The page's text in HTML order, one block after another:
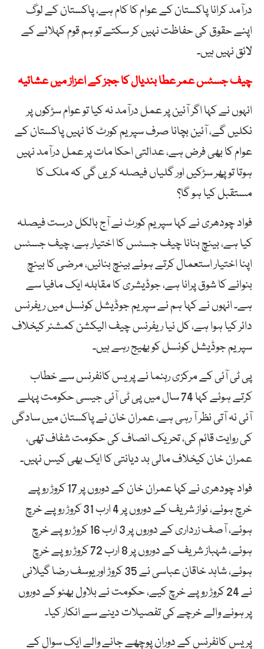
درآمد کرانا پاکستان کے عوام کا کام ہے، پاکستان کے لوگ
اپنے حقوق کی حفاظت نہیں کر سکتے تو ہم قوم کہلانے کے
لائق نہیں ہیں۔
چیف جسٹس عمر عطا بندیال کا ججز کے اعزاز میں عشائیہ
انہوں نے کہا اگر آئین پر عمل درآمد نہ کیا تو عوام سڑکوں پر
نکلیں گے، آئین بچانا صرف سپریم کورٹ کا نہیں پاکستان کے
عوام کا بھی فرض ہے، عدالتی احکا مات پر عمل درآمد نہیں
ہوتا تو پھر سڑکیں اور گلیاں فیصلہ کریں گی کہ ملک کا
مستقبل کیا ہو گا؟
فواد چودھری نے کہا سپریم کورٹ نے آج بالکل درست فیصلہ
کیا ہے، بینچ بنانا چیف جسٹس کا اختیار ہے، چیف جسٹس
اپنا اختیار استعمال کرتے ہوئے بینچ بنائیں، مرضی کا بینچ
بنوانے کا شوق پرانا ہے، جوڈیشری کا مقابلہ ایک مافیا سے
ہے۔ انہوں نے کہا ہم نے سپریم جوڈیشل کونسل میں ریفرنس
دائر کیا ہوا ہے، کل نیا ریفرنس چیف الیکشن کمشنر کیخلاف
سپریم جوڈیشل کونسل کو بھیج رہے ہیں۔
پی ٹی آئی کے مرکزی رہنما نے پریس کانفرنس سے خطاب
کرتے ہوئے کہا 74 سال میں پی ٹی آئی جیسی حکومت پہلے
آئی نہ آتی نظر آ رہی ہے، عمران خان نے پاکستان میں سادگی
کی روایت قائم کی، تحریک انصاف کی حکومت شفاف تھی،
عمران خان کیخلاف مالی بد دیانتی کا ایک بھی کیس نہیں۔
فواد چودھری نے کہا عمران خان کے دوروں پر 17 کروڑ روپے
خرچ ہوئے، نواز شریف کے دوروں پر 4 ارب 31 کروڑ روپے خرچ
ہوئے، آصف زرداری کے دوروں پر 3 ارب 16 کروڑ روپے خرچ
ہوئے، شہباز شریف کے دوروں پر 8 ارب 72 کروڑ روپے خرچ
ہوئے، شاہد خاقان عباسی نے 35 کروڑ اوریوسف رضا گیلانی
نے 24 کروڑ روپے خرچ کیے، حکومت نے بلاول بھٹو کے دوروں
پر ہونے والے خرچے کی تفصیلات دینے سے انکار کیا۔
پریس کانفرنس کے دوران پوچھے جانے والے ایک سوال کے